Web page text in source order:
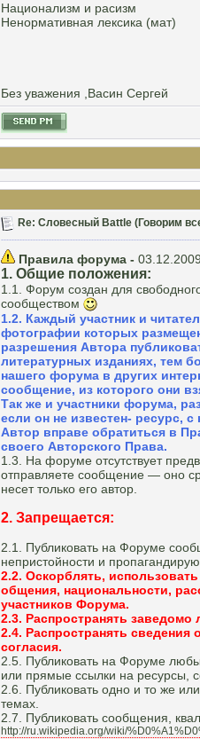
Национализм и расизм
Ненормативная лексика (мат)
Без уважения ,Васин Сергей
Re: Словесный Battle (Говорим
Правила форума -
1. Общие положения:
1.1. Форум создан для
сообществом
1.2. Каждый участник и
фотографии которых
разрешения Автора
литературных изданиях, тем
нашего форума в других
сообщение, из которого они
Так же и участники форума,
если он не известен- ресурс,
Автор вправе обратиться в
своего Авторского Права.
1.3. На форуме отсутствует
отправляете сообщение — оно
несет только его автор.
2. Запрещается:
2.1. Публиковать на Форуме
непристойности и
2.2. Оскорблять,
общения, национальности,
участников Форума.
2.3. Распространять
2.4. Распространять сведения
согласия.
2.5. Публиковать на Форуме
или прямые ссылки на ресурсы,
2.6. Публиковать одно и то же
темах.
2.7. Публиковать сообщения,
http://ru.wikipedia.org/wiki/